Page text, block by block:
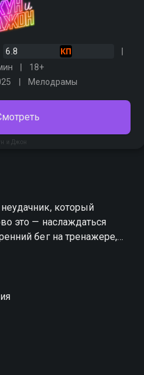
6.8
18+
Мелодрамы
и Джон
который
это — наслаждаться
бег на тренажере,
начальником и
друг друга, пока один
парня из себя.
тяжелый момент
которая
любым правилам и точно
У них есть всего
вместе в безумнейшем